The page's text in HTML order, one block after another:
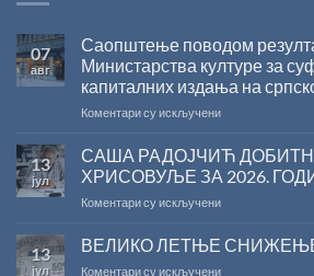
07
авг
Саопштење поводом
Министарства културе за
капиталних издања на
Коментари су искљученина
поводом
резултата
конкурса
Министарства
за
13
јул
САША РАДОЈЧИЋ
ХРИСОВУЉЕ ЗА 2026.
Коментари су искљученина
РАДОЈЧИЋ
ДОБИТНИК
13
јул
ВЕЛИКО ЛЕТЊЕ
Коментари су искљученина